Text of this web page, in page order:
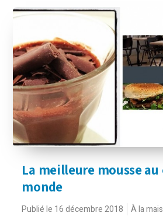
La meilleure mousse
monde
Publié le 16 décembre 2018 À la